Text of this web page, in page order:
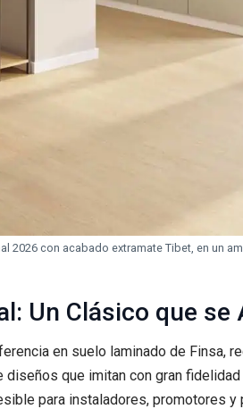
con acabado extramate Tibet, en un
Un Clásico que se
en suelo laminado de Finsa,
que imitan con gran
para instaladores, promotores y